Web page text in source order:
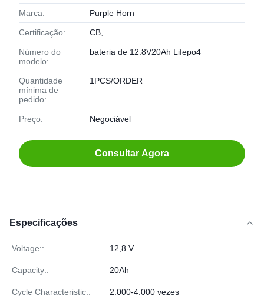
Marca: Purple Horn
Certificação: CB,
Número do
modelo:
bateria de 12.8V20Ah Lifepo4
Quantidade
mínima de
pedido:
1PCS/ORDER
Preço: Negociável
Consultar Agora
Especificações
Voltage:: 12,8 V
Capacity:: 20Ah
Cycle Characteristic:: 2.000-4.000 vezes